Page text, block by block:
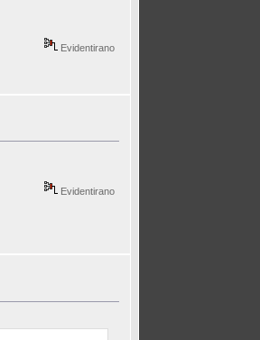
Evidentirano
Evidentirano